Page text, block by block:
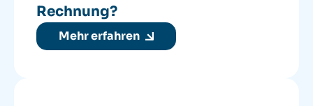
Rechnung?
Mehr erfahren